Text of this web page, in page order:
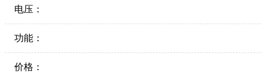
电压：
功能：
价格：